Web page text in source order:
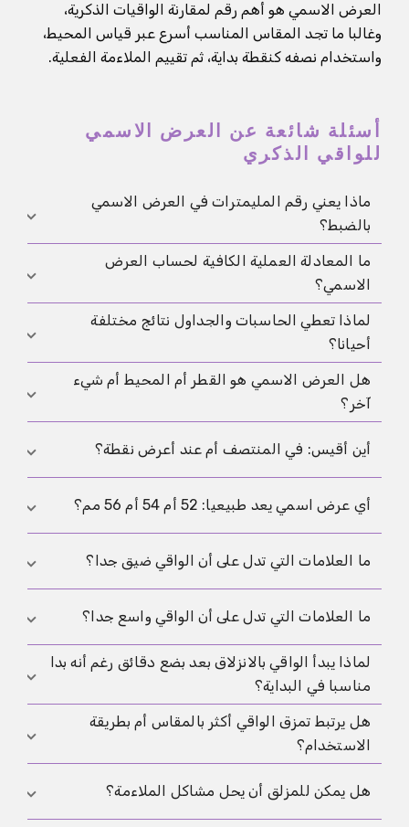
العرض الاسمي هو أهم رقم لمقارنة الواقيات الذكرية،
وغالبا ما تجد المقاس المناسب أسرع عبر قياس المحيط،
واستخدام نصفه كنقطة بداية، ثم تقييم الملاءمة الفعلية.
أسئلة شائعة عن العرض الاسمي
للواقي الذكري
ماذا يعني رقم المليمترات في العرض الاسمي
بالضبط؟
إنه عرض الواقي في حالته المسطحة، وهو أوضح رقم
للمقارنة بين المقاسات.
ما المعادلة العملية الكافية لحساب العرض
الاسمي؟
قس المحيط في حالة الانتصاب بالمليمتر ثم اقسمه تقريبا
على اثنين.
لماذا تعطي الحاسبات والجداول نتائج مختلفة
أحيانا؟
لأن التقريب والافتراضات تختلف، لذلك تظل التجربة
الفعلية أهم.
هل العرض الاسمي هو القطر أم المحيط أم شيء
آخر؟
ليس قطرا ولا محيطا، بل عرض الواقي وهو مسطح.
أين أقيس: في المنتصف أم عند أعرض نقطة؟
المنتصف بداية جيدة، لكن من المفيد أيضا قياس أعرض
أي عرض اسمي يعد طبيعيا: 52 أم 54 أم 56 مم؟
الطبيعي ليس رقما واحدا، بل العرض الذي يكون ثابتا
ما العلامات التي تدل على أن الواقي ضيق جدا؟
الشد القوي والتنميل وصعوبة اللف من العلامات
ما العلامات التي تدل على أن الواقي واسع جدا؟
التجاعيد والارتخاء والانزلاق المتكرر من العلامات
المعتادة على أن العرض كبير جدا.
لماذا يبدأ الواقي بالانزلاق بعد بضع دقائق رغم أنه بدا
مناسبا في البداية؟
غالبا بسبب تغير الانتصاب أو اتساع العرض أو كثرة
المزلق على الخارج.
هل يرتبط تمزق الواقي أكثر بالمقاس أم بطريقة
الاستخدام؟
في الغالب يكون نتيجة اجتماع المقاس والاحتكاك وطريقة
هل يمكن للمزلق أن يحل مشاكل الملاءمة؟